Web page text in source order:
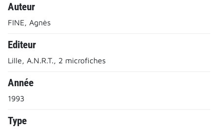
Auteur
FINE, Agnès
Editeur
Lille, A.N.R.T., 2 microfiches
Année
1993
Type